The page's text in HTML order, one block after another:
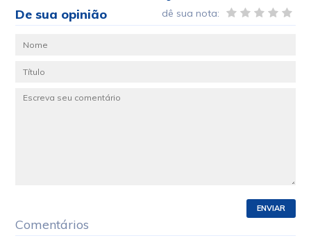
De sua opinião dê sua nota:
ENVIAR
Comentários